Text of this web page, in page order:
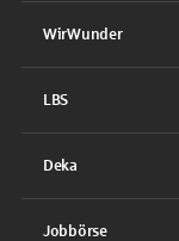
WirWunder
LBS
Deka
Jobbörse